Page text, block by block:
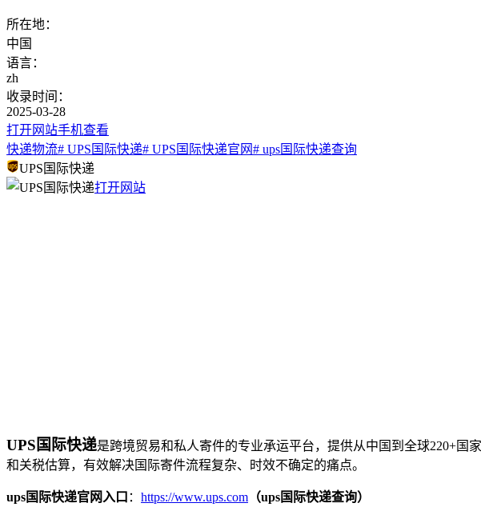
所在地：
中国
语言：
zh
收录时间：
2025-03-28
打开网站手机查看
快递物流# UPS国际快递# UPS国际快递官网# ups国际快递查询
UPS国际快递
打开网站
UPS国际快递是跨境贸易和私人寄件的专业承运平台，提供从中国到全球220+
和关税估算，有效解决国际寄件流程复杂、时效不确定的痛点。
ups国际快递官网入口 ： https://www.ups.com （ups国际快递查询）